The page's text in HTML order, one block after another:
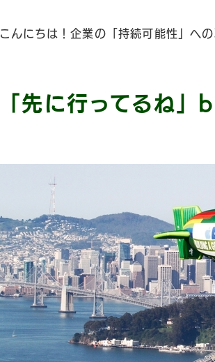
こんにちは！企業の「持続可能性」へ
「先に行ってるね